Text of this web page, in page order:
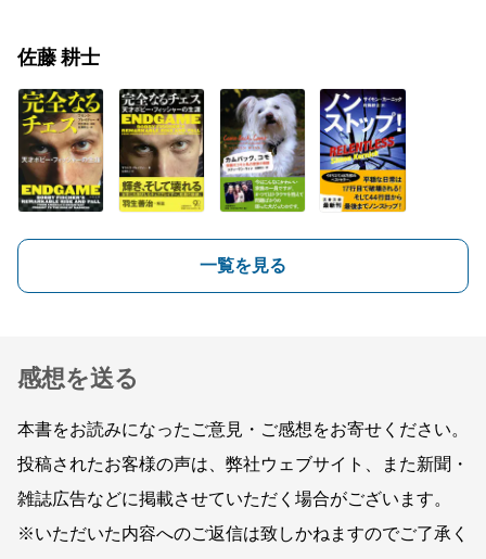
佐藤 耕士
一覧を見る
感想を送る
本書をお読みになったご意見・ご感想をお寄せください。
投稿されたお客様の声は、弊社ウェブサイト、また新聞・
雑誌広告などに掲載させていただく場合がございます。
※いただいた内容へのご返信は致しかねますのでご了承く